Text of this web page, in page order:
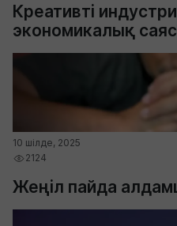
Креативті
экономикалық
10 шілде, 2025
2124
Жеңіл пайда